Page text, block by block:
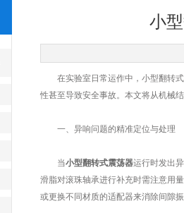
小
在实验室日常运作中，小型翻转式
性甚至导致安全事故。本文将从机械
一、异响问题的精准定位与处理
当小型翻转式震荡器运行时发出
滑脂对滚珠轴承进行补充时需注意用
或更换不同材质的适配器来消除间隙振